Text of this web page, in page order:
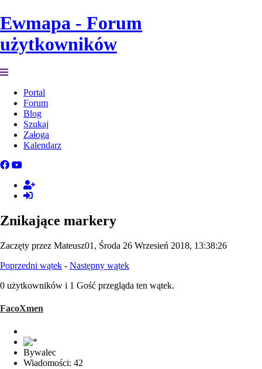
Ewmapa - Forum
użytkowników
Portal
Forum
Blog
Szukaj
Załoga
Kalendarz
Znikające markery
Zaczęty przez Mateusz01, Środa 26 Wrzesień 2018, 13:38:26
Poprzedni wątek - Następny wątek
0 użytkowników i 1 Gość przegląda ten wątek.
FacoXmen
Bywalec
Wiadomości: 42